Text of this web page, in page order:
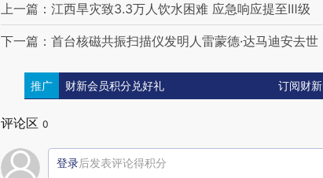
上一篇：江西旱灾致3.3万人饮水困难 应急响应提至Ⅲ级
下一篇：首台核磁共振扫描仪发明人雷蒙德·达马迪安去
推广 财新会员积分兑好礼 订阅财
评论区 0
登录后发表评论得积分